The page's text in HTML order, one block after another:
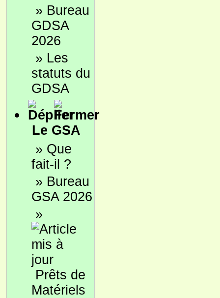
» Bureau
GDSA
2026
» Les
statuts du
GDSA
Le GSA
» Que
fait-il ?
» Bureau
GSA 2026
»
Prêts de
Matériels